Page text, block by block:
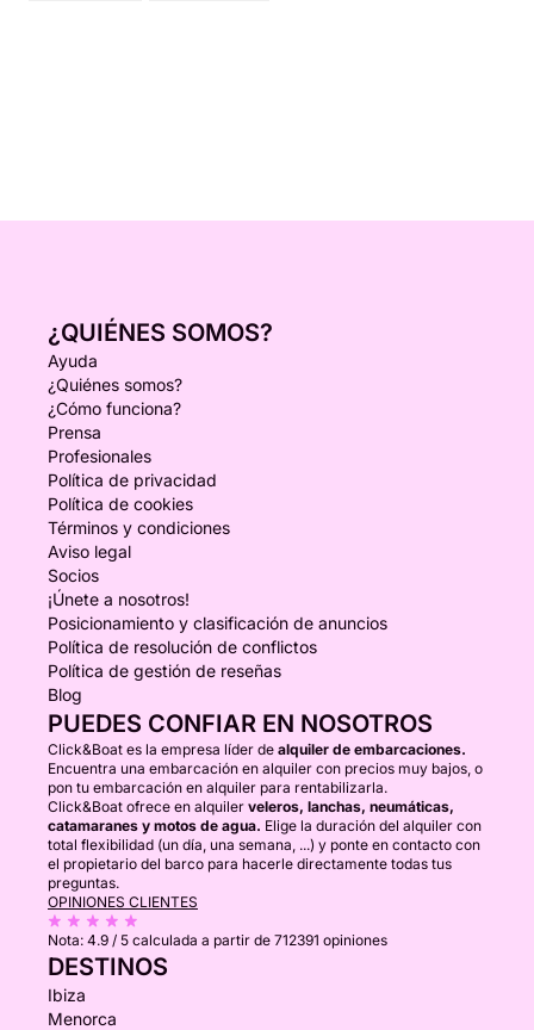
¿QUIÉNES SOMOS?
Ayuda
¿Quiénes somos?
¿Cómo funciona?
Prensa
Profesionales
Política de privacidad
Política de cookies
Términos y condiciones
Aviso legal
Socios
¡Únete a nosotros!
Posicionamiento y clasificación de anuncios
Política de resolución de conflictos
Política de gestión de reseñas
Blog
PUEDES CONFIAR EN NOSOTROS
Click&Boat es la empresa líder de alquiler de embarcaciones.
Encuentra una embarcación en alquiler con precios muy bajos, o
pon tu embarcación en alquiler para rentabilizarla.
Click&Boat ofrece en alquiler veleros, lanchas, neumáticas,
catamaranes y motos de agua. Elige la duración del alquiler con
total flexibilidad (un día, una semana, ...) y ponte en contacto con
el propietario del barco para hacerle directamente todas tus
preguntas.
OPINIONES CLIENTES
Nota: 4.9 / 5 calculada a partir de 712391 opiniones
DESTINOS
Ibiza
Menorca